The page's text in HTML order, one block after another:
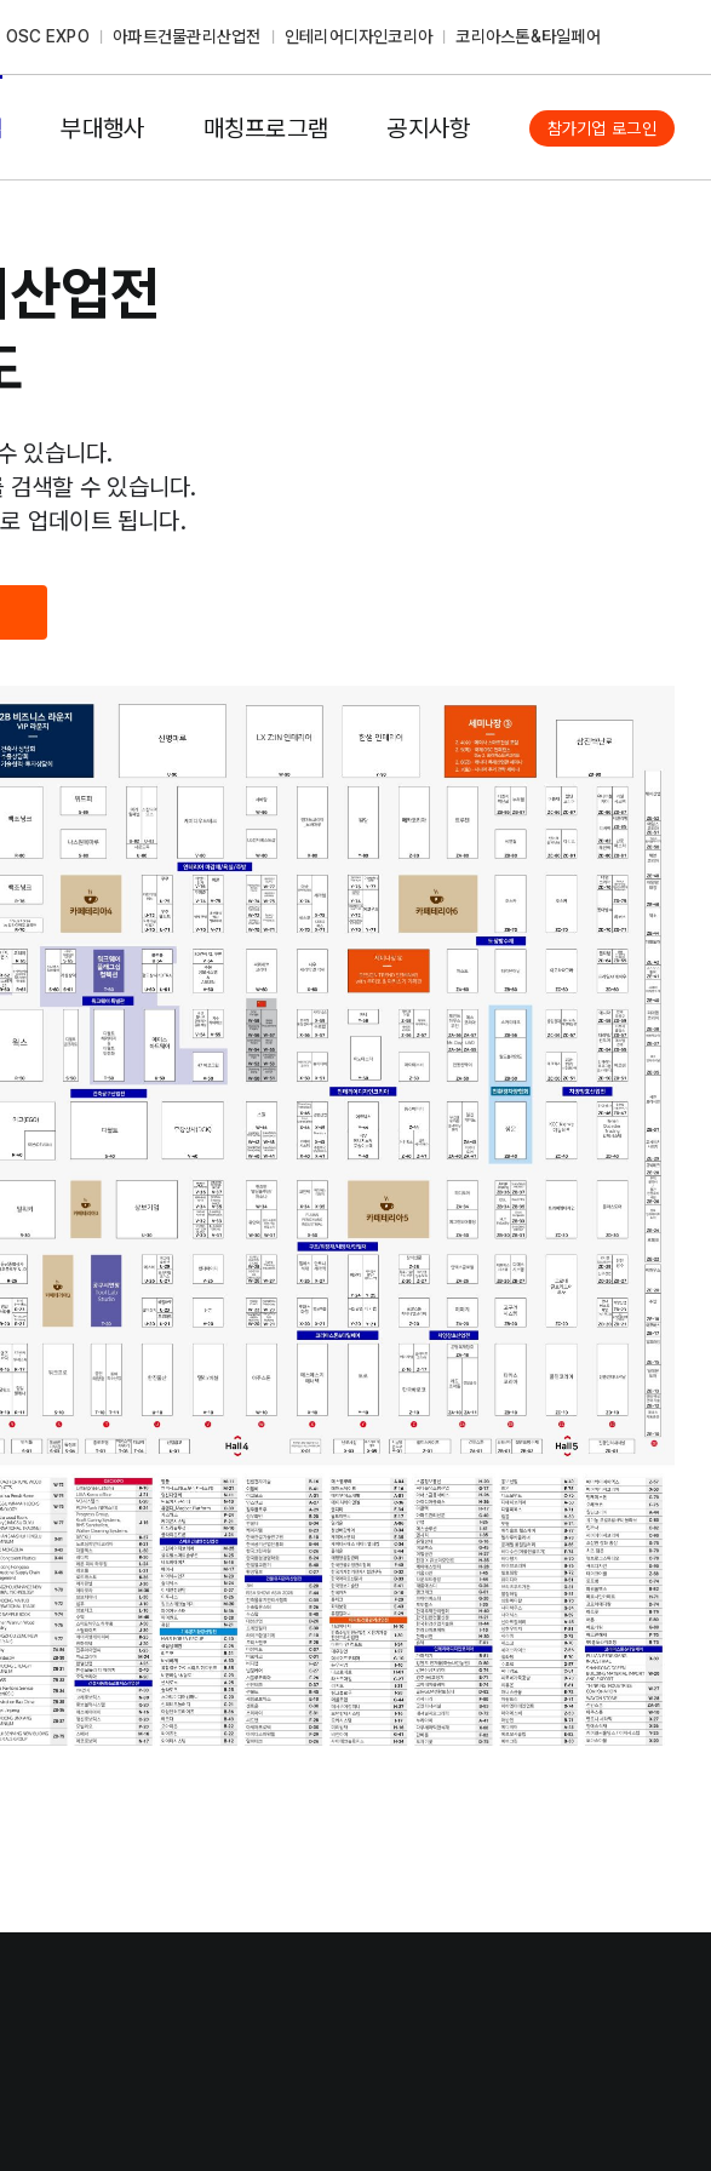
OSC EXPO 아파트건물관리산업전 인테리어디자인코리아 코리아스톤&타일페어
부대행사 매칭프로그램 공지사항 참가기업 로그인
업전
있습니다.
색할 수 있습니다.
업데이트 됩니다.